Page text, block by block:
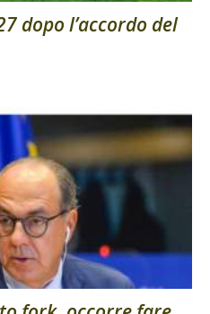
dopo l’accordo del